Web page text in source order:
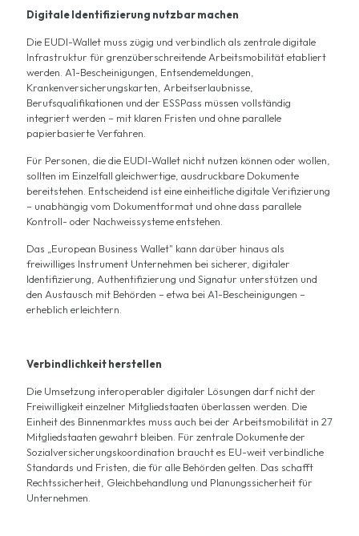
Digitale Identifizierung nutzbar machen
Die EUDI-Wallet muss zügig und verbindlich als zentrale digitale
Infrastruktur für grenzüberschreitende Arbeitsmobilität etabliert
werden. A1-Bescheinigungen, Entsendemeldungen,
Krankenversicherungskarten, Arbeitserlaubnisse,
Berufsqualifikationen und der ESSPass müssen vollständig
integriert werden – mit klaren Fristen und ohne parallele
papierbasierte Verfahren.
Für Personen, die die EUDI-Wallet nicht nutzen können oder wollen,
sollten im Einzelfall gleichwertige, ausdruckbare Dokumente
bereitstehen. Entscheidend ist eine einheitliche digitale Verifizierung
– unabhängig vom Dokumentformat und ohne dass parallele
Kontroll- oder Nachweissysteme entstehen.
Das „European Business Wallet" kann darüber hinaus als
freiwilliges Instrument Unternehmen bei sicherer, digitaler
Identifizierung, Authentifizierung und Signatur unterstützen und
den Austausch mit Behörden – etwa bei A1-Bescheinigungen –
erheblich erleichtern.
Verbindlichkeit herstellen
Die Umsetzung interoperabler digitaler Lösungen darf nicht der
Freiwilligkeit einzelner Mitgliedstaaten überlassen werden. Die
Einheit des Binnenmarktes muss auch bei der Arbeitsmobilität in 27
Mitgliedstaaten gewahrt bleiben. Für zentrale Dokumente der
Sozialversicherungskoordination braucht es EU-weit verbindliche
Standards und Fristen, die für alle Behörden gelten. Das schafft
Rechtssicherheit, Gleichbehandlung und Planungssicherheit für
Unternehmen.